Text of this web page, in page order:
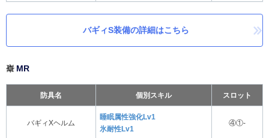
バギィS装備の詳細はこちら
MR
防具名 個別スキル スロット
バギィXヘルム
睡眠属性強化Lv1
氷耐性Lv1
④①-